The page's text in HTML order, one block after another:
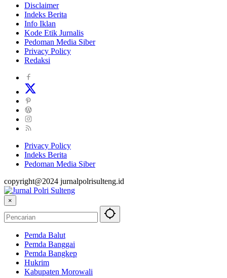
Disclaimer
Indeks Berita
Info Iklan
Kode Etik Jurnalis
Pedoman Media Siber
Privacy Policy
Redaksi
Privacy Policy
Indeks Berita
Pedoman Media Siber
copyright@2024 jurnalpolrisulteng.id
×
Pemda Balut
Pemda Banggai
Pemda Bangkep
Hukrim
Kabupaten Morowali